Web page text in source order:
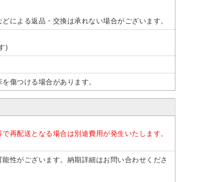
による返品・交換は承れない場合がございます。
)
傷つける場合があります。
再配送となる場合は別途費用が発生いたします。
性がございます。納期詳細はお問い合わせくださ